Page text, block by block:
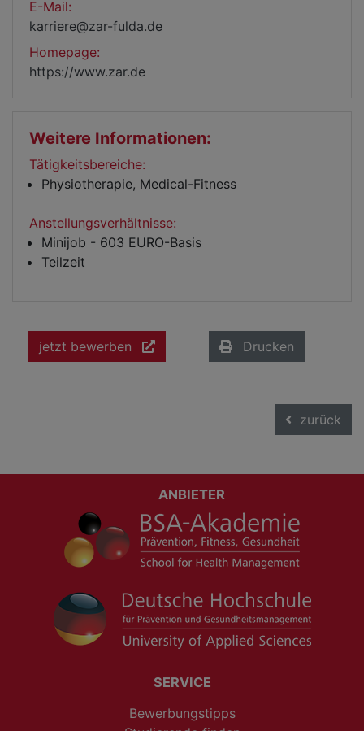
E-Mail:
karriere@zar-fulda.de
Homepage:
https://www.zar.de
Weitere Informationen:
Tätigkeitsbereiche:
Physiotherapie, Medical-Fitness
Anstellungsverhältnisse:
Minijob - 603 EURO-Basis
Teilzeit
jetzt bewerben Drucken
zurück
ANBIETER
SERVICE
Bewerbungstipps